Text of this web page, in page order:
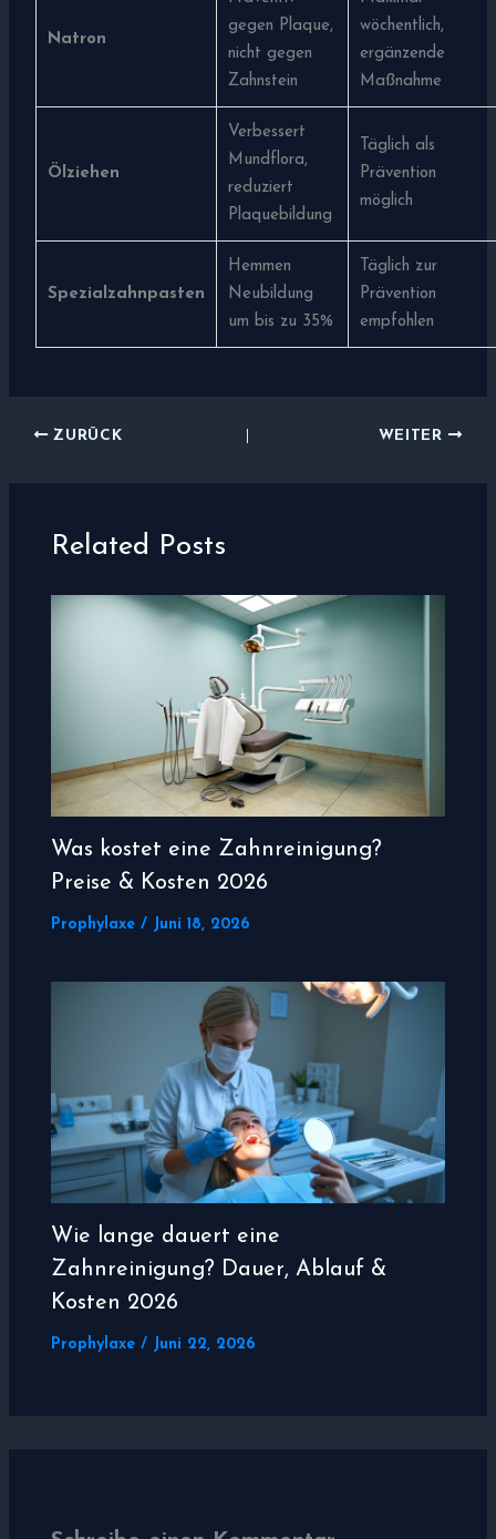
Natron
gegen Plaque,
nicht gegen
Zahnstein
wöchentlich,
ergänzende
Maßnahme
Ölziehen
Verbessert
Mundflora,
reduziert
Plaquebildung
Täglich als
Prävention
möglich
Spezialzahnpasten
Hemmen
Neubildung
um bis zu 35%
Täglich zur
Prävention
empfohlen
ZURÜCK WEITER
Related Posts
Was kostet eine Zahnreinigung?
Preise & Kosten 2026
Prophylaxe/ Juni 18, 2026
Wie lange dauert eine
Zahnreinigung? Dauer, Ablauf &
Kosten 2026
Prophylaxe/ Juni 22, 2026